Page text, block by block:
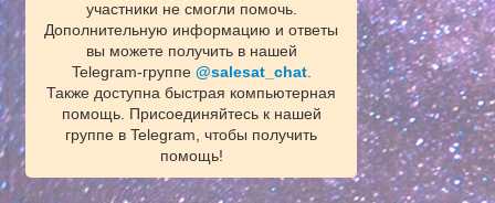
участники не смогли помочь.
Дополнительную информацию и ответы
вы можете получить в нашей
Telegram‑группе @salesat_chat.
Также доступна быстрая компьютерная
помощь. Присоединяйтесь к нашей
группе в Telegram, чтобы получить
помощь!